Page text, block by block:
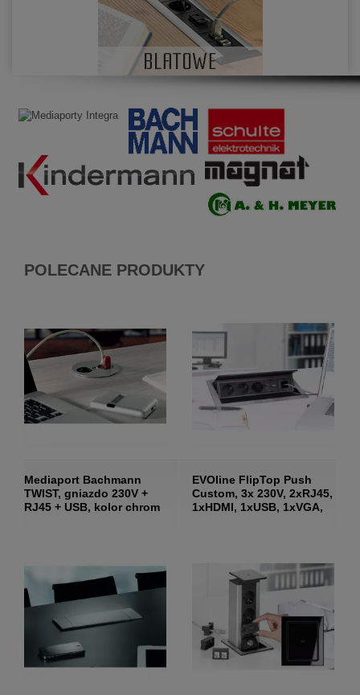
POLECANE PRODUKTY
Mediaport Bachmann
TWIST, gniazdo 230V +
RJ45 + USB, kolor chrom
EVOline FlipTop Push
Custom, 3x 230V, 2xRJ45,
1xHDMI, 1xUSB, 1xVGA,